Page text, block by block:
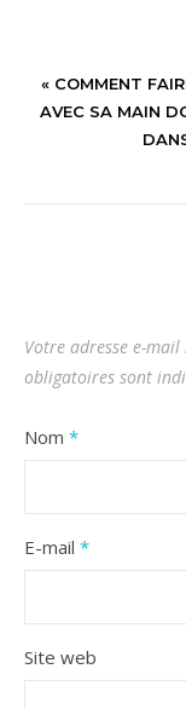
« COMMENT
AVEC SA MAIN
Votre adresse e-
obligatoires sont
Nom *
E-mail *
Site web